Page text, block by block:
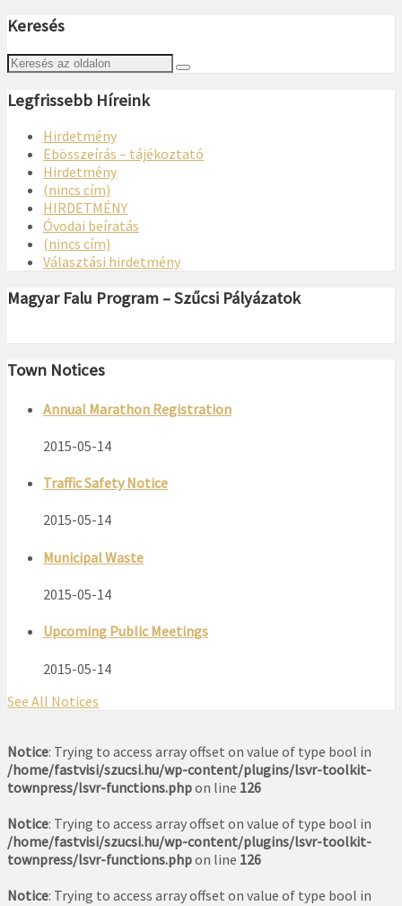
Keresés
Legfrissebb Híreink
Hirdetmény
Ebösszeírás – tájékoztató
Hirdetmény
(nincs cím)
HIRDETMÉNY
Óvodai beíratás
(nincs cím)
Választási hirdetmény
Magyar Falu Program – Szűcsi Pályázatok
Town Notices
Annual Marathon Registration
2015-05-14
Traffic Safety Notice
2015-05-14
Municipal Waste
2015-05-14
Upcoming Public Meetings
2015-05-14
See All Notices
Notice: Trying to access array offset on value of type bool in
/home/fastvisi/szucsi.hu/wp-content/plugins/lsvr-toolkit-
townpress/lsvr-functions.phpon line 126
Notice: Trying to access array offset on value of type bool in
/home/fastvisi/szucsi.hu/wp-content/plugins/lsvr-toolkit-
townpress/lsvr-functions.phpon line 126
Notice: Trying to access array offset on value of type bool in